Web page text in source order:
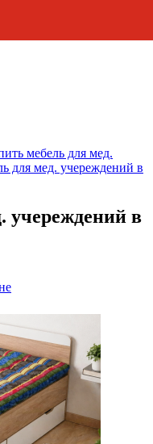
мебель для мед.
для мед. учереждений в
учереждений в